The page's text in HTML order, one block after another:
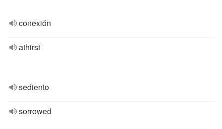
conexión
athirst
sediento
sorrowed